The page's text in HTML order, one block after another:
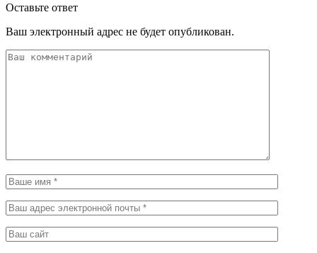
Оставьте ответ
Ваш электронный адрес не будет опубликован.